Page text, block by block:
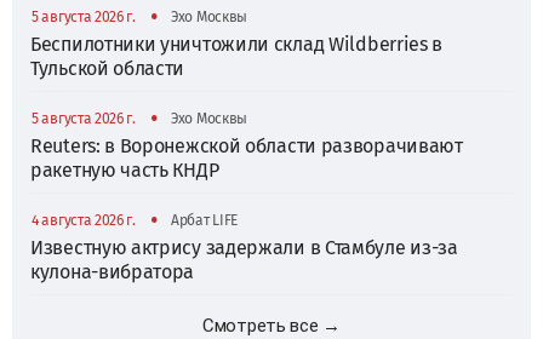
5 августа 2026 г. • Эхо Москвы
Беспилотники уничтожили склад Wildberries в
Тульской области
5 августа 2026 г. • Эхо Москвы
Reuters: в Воронежской области разворачивают
ракетную часть КНДР
4 августа 2026 г. • Арбат LIFE
Известную актрису задержали в Стамбуле из-за
кулона-вибратора
Смотреть все →